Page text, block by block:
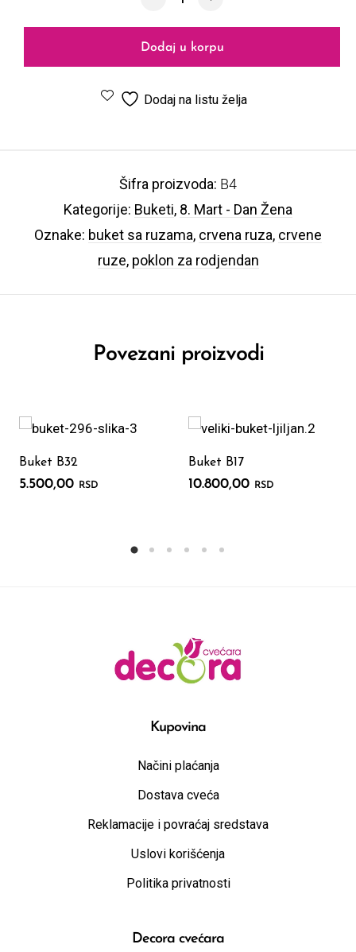
Dodaj u korpu
Dodaj na listu želja
Šifra proizvoda: B4
Kategorije: Buketi, 8. Mart - Dan Žena
Oznake: buket sa ruzama, crvena ruza, crvene
ruze, poklon za rodjendan
Povezani proizvodi
Buket B32
5.500,00 RSD
Buket B17
10.800,00 RSD
Kupovina
Načini plaćanja
Dostava cveća
Reklamacije i povraćaj sredstava
Uslovi korišćenja
Politika privatnosti
Decora cvećara